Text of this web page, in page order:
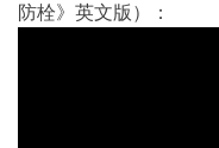
防栓》英文版）：